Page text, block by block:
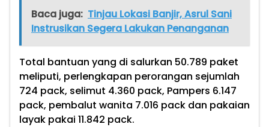
Baca juga: Tinjau Lokasi Banjir, Asrul Sani
Instrusikan Segera Lakukan Penanganan
Total bantuan yang di salurkan 50.789 paket
meliputi, perlengkapan perorangan sejumlah
724 pack, selimut 4.360 pack, Pampers 6.147
pack, pembalut wanita 7.016 pack dan pakaian
layak pakai 11.842 pack.